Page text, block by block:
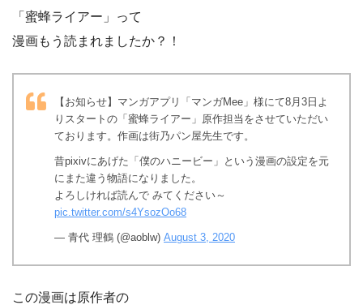
「蜜蜂ライアー」って
漫画もう読まれましたか？！
【お知らせ】マンガアプリ「マンガMee」様にて8月3日よ
りスタートの「蜜蜂ライアー」原作担当をさせていただい
ております。作画は街乃パン屋先生です。
昔pixivにあげた「僕のハニービー」という漫画の設定を元
にまた違う物語になりました。
よろしければ読んで みてください～
pic.twitter.com/s4YsozOo68
— 青代 理鶴 (@aoblw) August 3, 2020
この漫画は原作者の